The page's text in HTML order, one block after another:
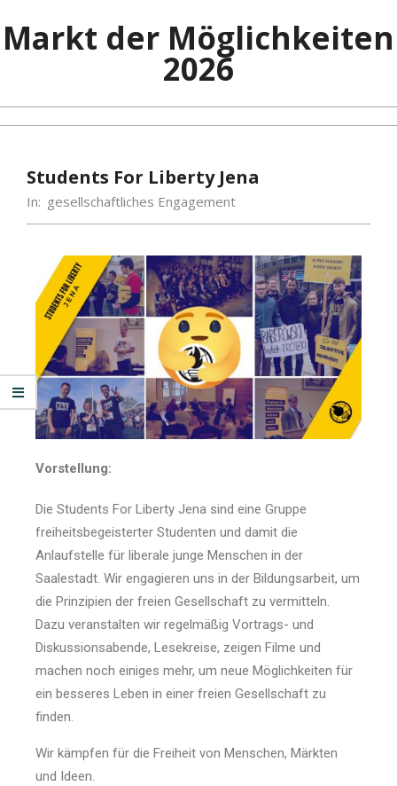
Markt der Möglichkeiten
2026
Students For Liberty Jena
In: gesellschaftliches Engagement
Vorstellung:
Die Students For Liberty Jena sind eine Gruppe
freiheitsbegeisterter Studenten und damit die
Anlaufstelle für liberale junge Menschen in der
Saalestadt. Wir engagieren uns in der Bildungsarbeit, um
die Prinzipien der freien Gesellschaft zu vermitteln.
Dazu veranstalten wir regelmäßig Vortrags- und
Diskussionsabende, Lesekreise, zeigen Filme und
machen noch einiges mehr, um neue Möglichkeiten für
ein besseres Leben in einer freien Gesellschaft zu
finden.
Wir kämpfen für die Freiheit von Menschen, Märkten
und Ideen.